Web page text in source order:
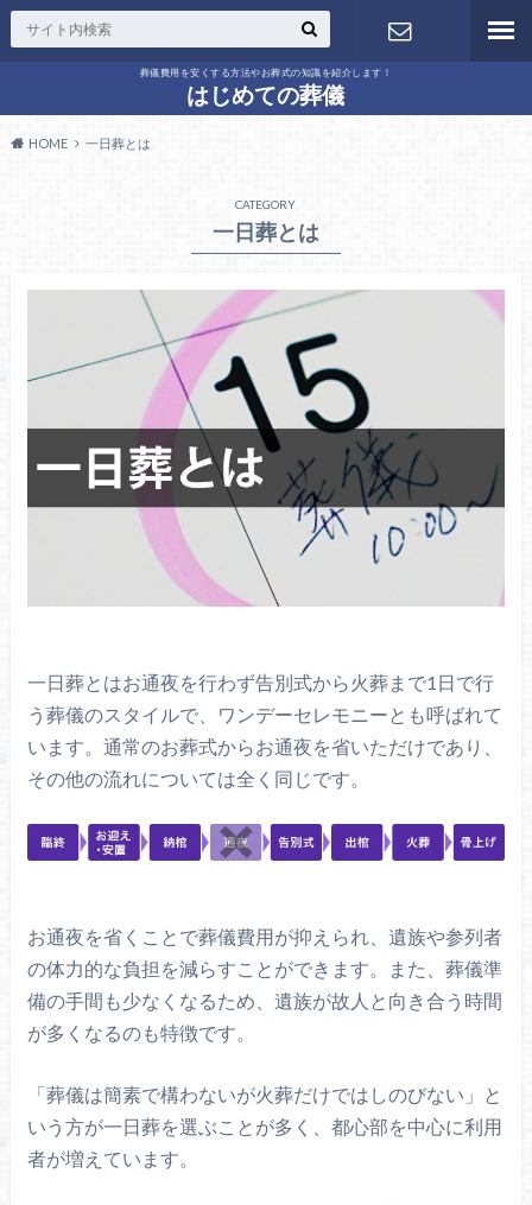
葬儀費用を安くする方法やお葬式の知識を紹介します！
はじめての葬儀
HOME 一日葬とは
CATEGORY
一日葬とは
一日葬とはお通夜を行わず告別式から火葬まで1日で行
う葬儀のスタイルで、ワンデーセレモニーとも呼ばれて
います。通常のお葬式からお通夜を省いただけであり、
その他の流れについては全く同じです。
お通夜を省くことで葬儀費用が抑えられ、遺族や参列者
の体力的な負担を減らすことができます。また、葬儀準
備の手間も少なくなるため、遺族が故人と向き合う時間
が多くなるのも特徴です。
「葬儀は簡素で構わないが火葬だけではしのびない」と
いう方が一日葬を選ぶことが多く、都心部を中心に利用
者が増えています。